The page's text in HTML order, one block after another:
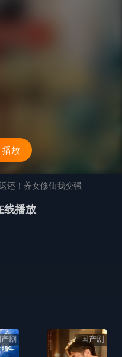
播放
还！养女修仙我变强
线播放
产剧 国产剧